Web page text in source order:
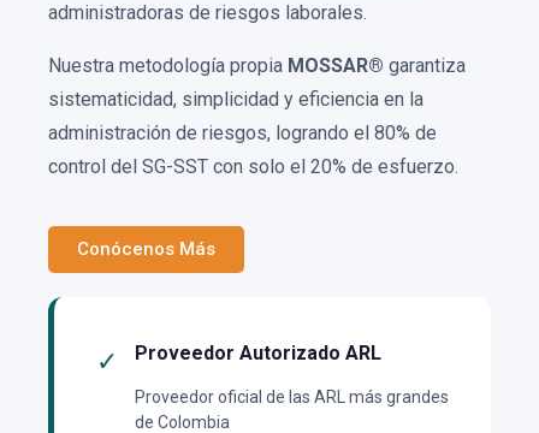
administradoras de riesgos laborales.
Nuestra metodología propia MOSSAR® garantiza
sistematicidad, simplicidad y eficiencia en la
administración de riesgos, logrando el 80% de
control del SG-SST con solo el 20% de esfuerzo.
Conócenos Más
✓ Proveedor Autorizado ARL
Proveedor oficial de las ARL más grandes
de Colombia